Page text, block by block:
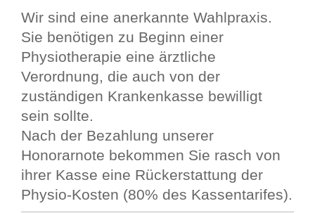
Wir sind eine anerkannte Wahlpraxis.
Sie benötigen zu Beginn einer
Physiotherapie eine ärztliche
Verordnung, die auch von der
zuständigen Krankenkasse bewilligt
sein sollte.
Nach der Bezahlung unserer
Honorarnote bekommen Sie rasch von
ihrer Kasse eine Rückerstattung der
Physio-Kosten (80% des Kassentarifes).